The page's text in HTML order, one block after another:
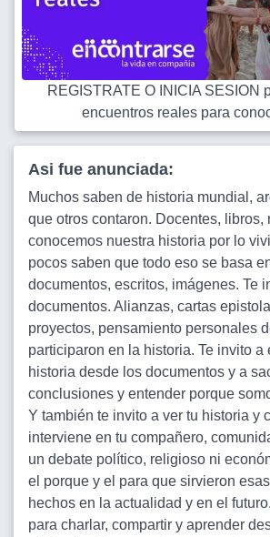
REGISTRATE O INICIA SESION
encuentros reales para
Asi fue anunciada:
Muchos saben de historia mundial,
que otros contaron. Docentes, libros,
conocemos nuestra historia por lo
pocos saben que todo eso se basa
documentos, escritos, imágenes. Te
documentos. Alianzas, cartas
proyectos, pensamiento personales
participaron en la historia. Te invito a
historia desde los documentos y a
conclusiones y entender porque
Y también te invito a ver tu historia y
interviene en tu compañero,
un debate político, religioso ni
el porque y el para que sirvieron
hechos en la actualidad y en el
para charlar, compartir y aprender